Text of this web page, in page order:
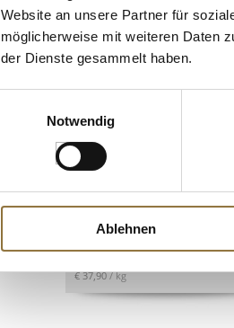
Website an unsere Partner für
möglicherweise mit weiteren Daten
der Dienste gesammelt haben.
Notwendig
Ablehnen
LEBENSMITTELKENNZEICHNUNGEN
Glückskekse, 500 g, ca.70 St
Art.Nr.:16677
€ 37,90/ kg